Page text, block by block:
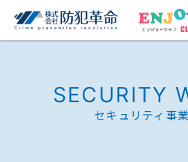
SECURITY
セキュリティ事